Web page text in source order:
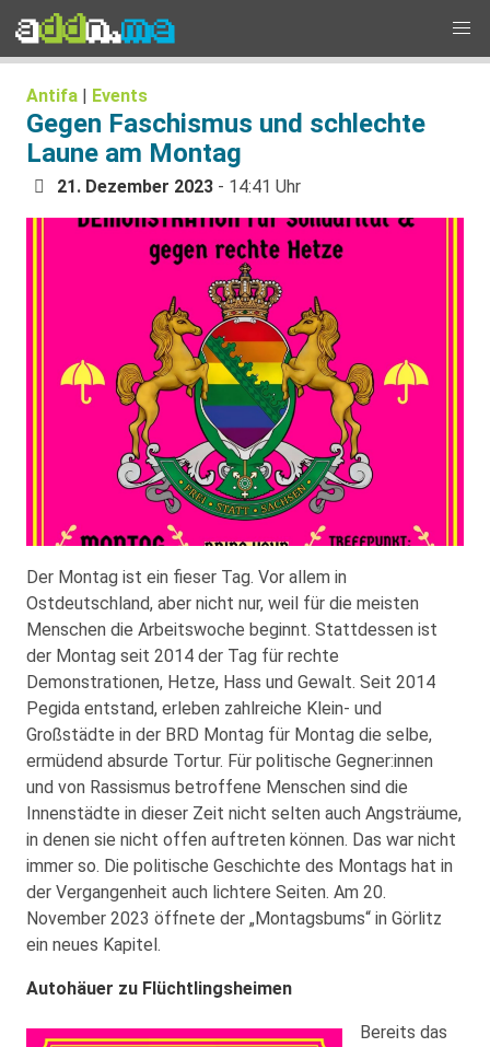
Antifa | Events
Gegen Faschismus und schlechte
Laune am Montag
21. Dezember 2023 - 14:41 Uhr
Der Montag ist ein fieser Tag. Vor allem in
Ostdeutschland, aber nicht nur, weil für die meisten
Menschen die Arbeitswoche beginnt. Stattdessen ist
der Montag seit 2014 der Tag für rechte
Demonstrationen, Hetze, Hass und Gewalt. Seit 2014
Pegida entstand, erleben zahlreiche Klein- und
Großstädte in der BRD Montag für Montag die selbe,
ermüdend absurde Tortur. Für politische Gegner:innen
und von Rassismus betroffene Menschen sind die
Innenstädte in dieser Zeit nicht selten auch Angsträume,
in denen sie nicht offen auftreten können. Das war nicht
immer so. Die politische Geschichte des Montags hat in
der Vergangenheit auch lichtere Seiten. Am 20.
November 2023 öffnete der „Montagsbums“ in Görlitz
ein neues Kapitel.
Autohäuer zu Flüchtlingsheimen
Bereits das